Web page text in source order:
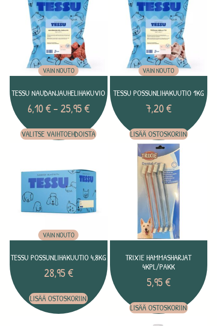
VAIN NOUTO
TESSU NAUDANJAUHELIHAKUVIO
6,10€ –25,95€
VALITSE VAIHTOEHDOISTA
VAIN NOUTO
TESSU POSSUNLIHAKUUTIO 1KG
7,20€
LISÄÄ OSTOSKORIIN
VAIN NOUTO
TESSU POSSUNLIHAKUUTIO 4,8KG
28,95€
LISÄÄ OSTOSKORIIN
TRIXIE HAMMASHARJAT
4KPL/PAKK
5,95€
LISÄÄ OSTOSKORIIN